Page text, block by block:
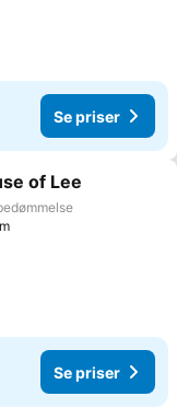
Se priser
of Lee
Se priser